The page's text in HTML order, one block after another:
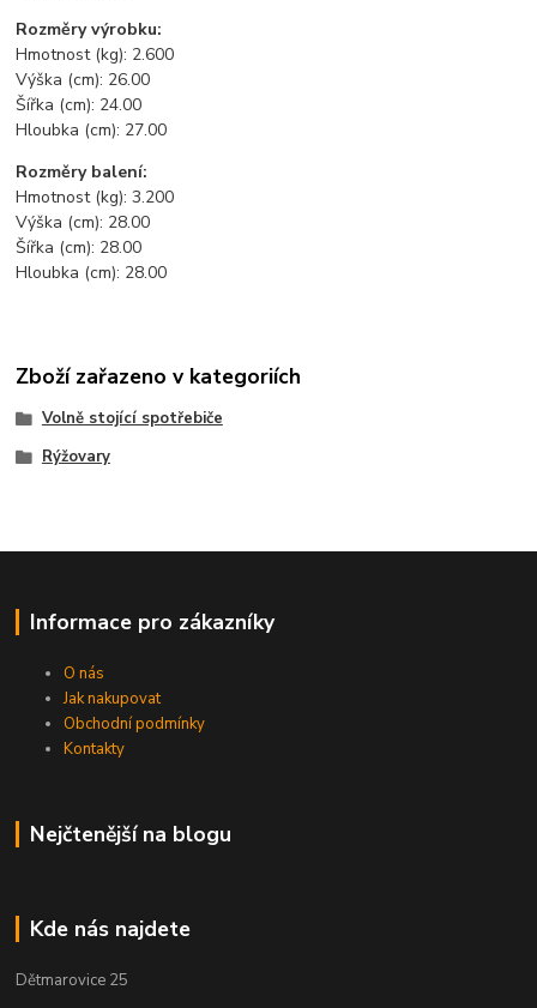
Rozměry výrobku:
Hmotnost (kg): 2.600
Výška (cm): 26.00
Šířka (cm): 24.00
Hloubka (cm): 27.00
Rozměry balení:
Hmotnost (kg): 3.200
Výška (cm): 28.00
Šířka (cm): 28.00
Hloubka (cm): 28.00
Zboží zařazeno v kategoriích
Volně stojící spotřebiče
Rýžovary
Informace pro zákazníky
O nás
Jak nakupovat
Obchodní podmínky
Kontakty
Nejčtenější na blogu
Kde nás najdete
Dětmarovice 25